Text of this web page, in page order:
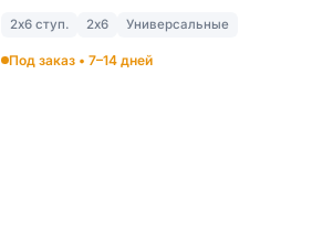
2х6 ступ. 2х6 Универсальные
Под заказ • 7–14 дней